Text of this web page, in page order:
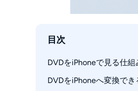
目次
DVDをiPhoneで見る仕組
変換してから転送す
DVDをiPhoneへ変換で